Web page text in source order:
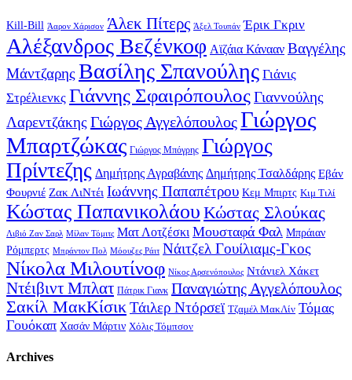
Kill-Bill Άαρον Χάρισον Άλεκ Πίτερς Άξελ Τουπάν Έρικ Γκριν
Αλέξανδρος Βεζένκοφ Αϊζάια Κάνααν Βαγγέλης
Μάντζαρης Βασίλης Σπανούλης Γιάνις
Στρέλιενκς Γιάννης ΣφαιρόπουλοςΓιαννούλης
Λαρεντζάκης Γιώργος ΑγγελόπουλοςΓιώργος
Μπαρτζώκας Γιώργος Μπόγρης Γιώργος
Πρίντεζης Δημήτρης Αγραβάνης Δημήτρης Τσαλδάρης Εβάν
Φουρνιέ Ζακ ΛιΝτέι Ιωάννης Παπαπέτρου Κεμ Μπιρτς Κιμ Τιλί
Κώστας Παπανικολάου Κώστας Σλούκας
Λιβιό Ζαν Σαρλ Μίλαν Τόμιτς Ματ Λοτζέσκι Μουσταφά Φαλ Μπράιαν
Ρόμπερτς Μπράντον Πολ Μόουζες Ράιτ Νάιτζελ Γουίλιαμς-Γκος
Νίκολα Μιλουτίνοφ Νίκος Αρσενόπουλος Ντάνιελ Χάκετ
Ντέιβιντ Μπλατ Πάτρικ Γιανκ Παναγιώτης Αγγελόπουλος
Σακίλ ΜακΚίσικ Τάιλερ Ντόρσεϊ Τζαμέλ ΜακΛίν Τόμας
Γουόκαπ Χασάν Μάρτιν Χόλις Τόμπσον
Archives